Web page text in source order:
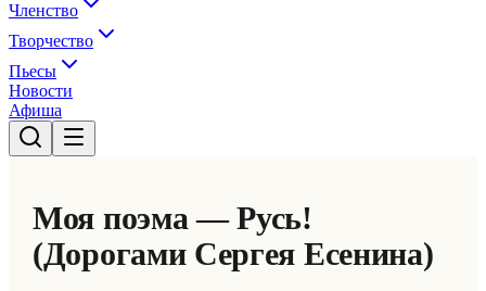
Членство
Творчество
Пьесы
Новости
Афиша
Моя поэма — Русь!
(Дорогами Сергея Есенина)